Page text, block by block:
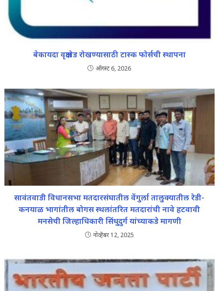
बेकायदा वृक्षतोड रोखण्यासाठी टास्क फोर्सची स्थापना
ऑगस्ट 6, 2026
सावंतवाडी विधानसभा मतदारसंघातील वेंगुर्ला तालुक्यातील रेडी-
कनयाळ भागांतील बोगस स्थलांतरित मतदारांची नावे हटवावी
मनसेची जिल्हाधिकारी सिंधुदुर्ग यांच्याकडे मागणी
नोव्हेंबर 12, 2025